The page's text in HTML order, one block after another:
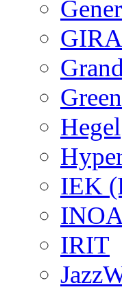
GIRA
Hegel
IEK
IRIT